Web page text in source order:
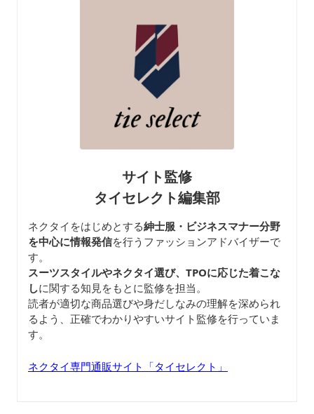
サイト監修
タイセレクト編集部
ネクタイをはじめとする紳士服・ビジネスマナー分野
を中心に情報発信を行うファッションアドバイザーで
す。
スーツスタイルやネクタイ選び、TPOに応じた着こな
しに関する知見をもとに監修を担当。
読者が適切な商品選びや身だしなみの理解を深められ
るよう、正確でわかりやすいサイト監修を行っていま
す。
ネクタイ専門通販サイト「タイセレクト」